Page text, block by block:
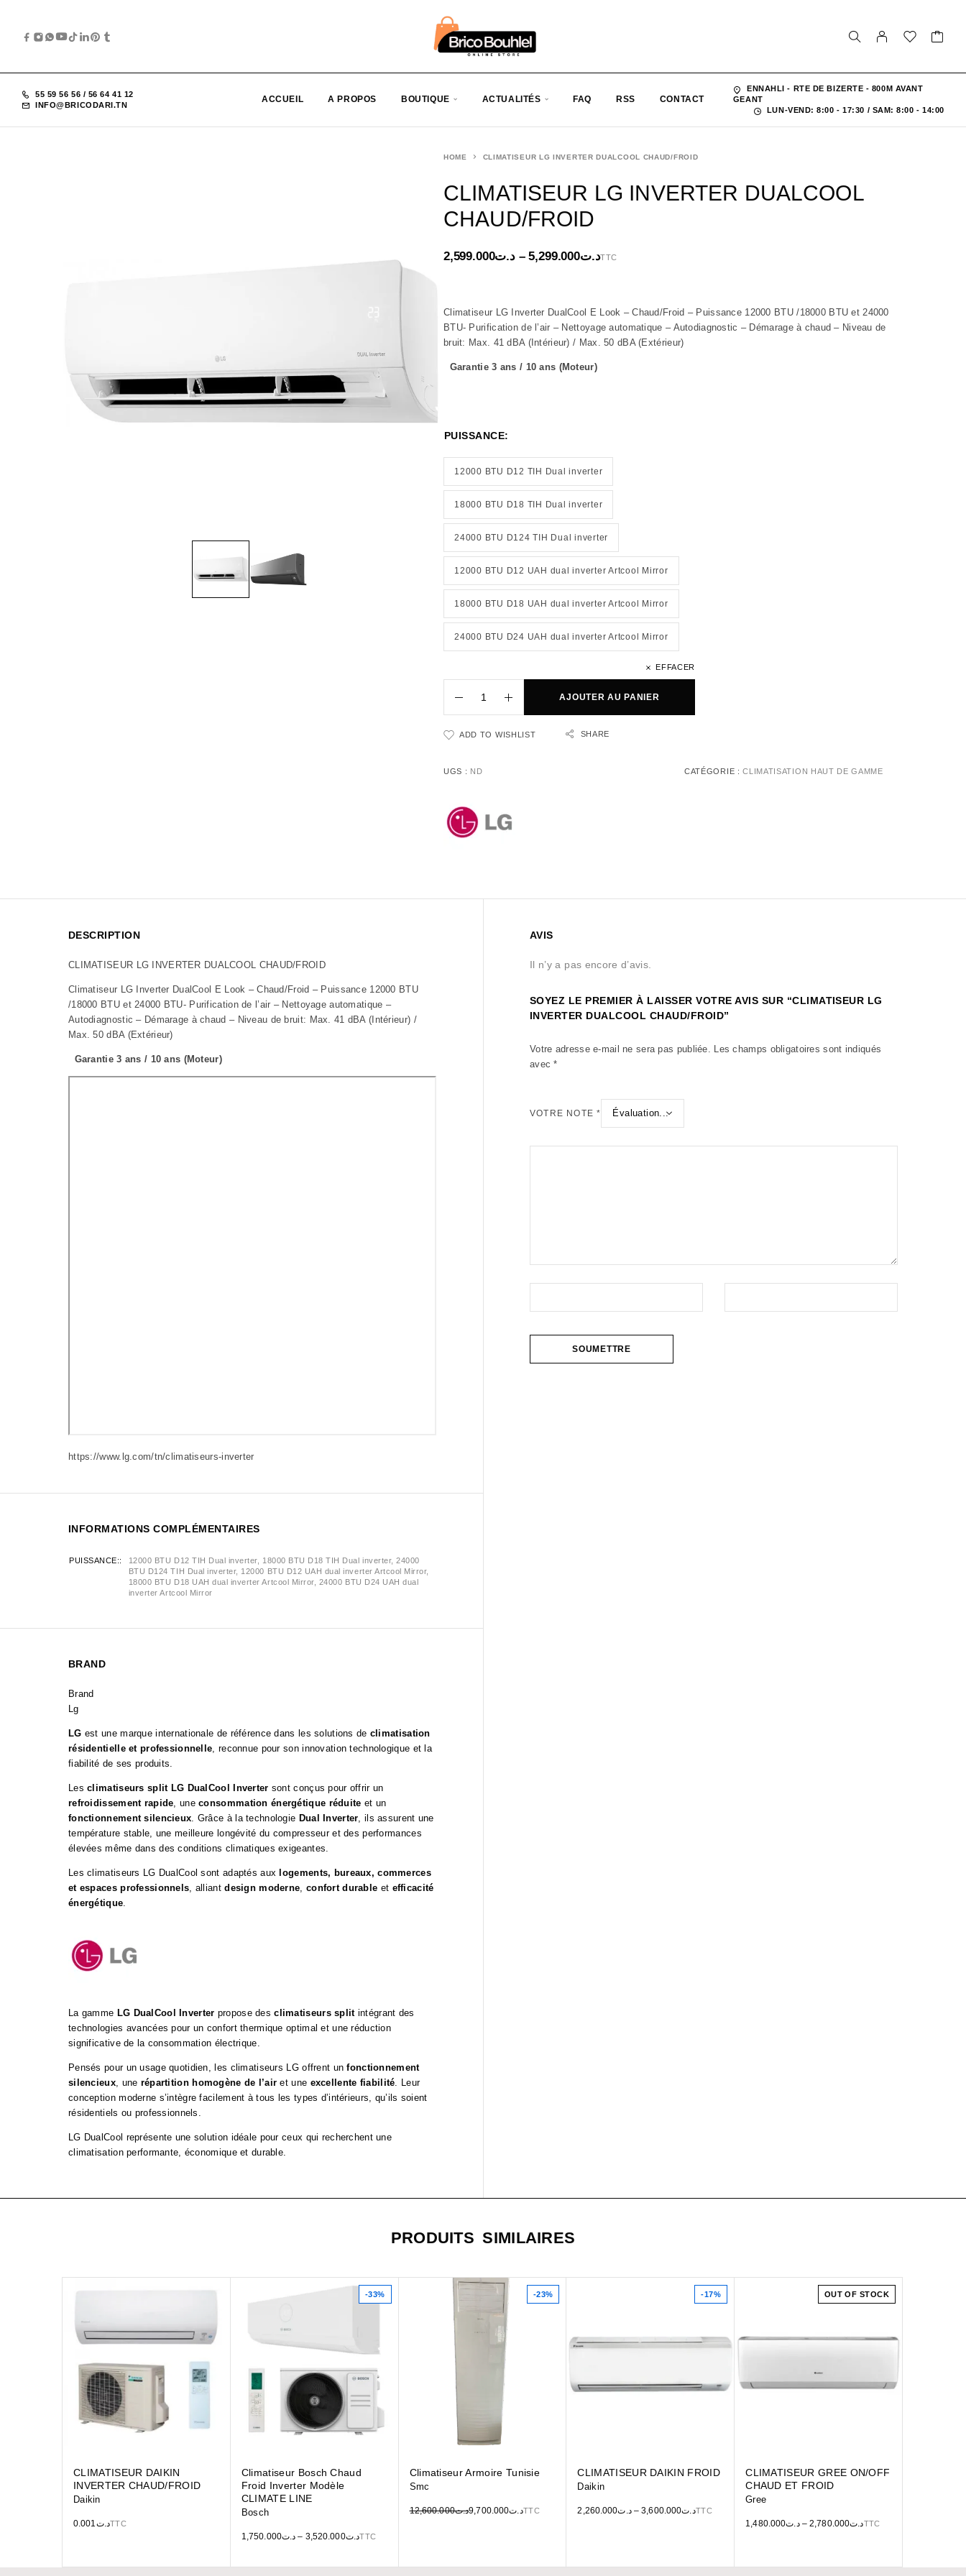
55 59 56 56 / 56 64 41 12
INFO@BRICODARI.TN
ACCUEIL A PROPOS BOUTIQUE ACTUALITÉS FAQ RSS CONTACT
ENNAHLI - RTE DE BIZERTE - 800M AVANT
GEANT
LUN-VEND: 8:00 - 17:30 / SAM: 8:00 - 14:00
HOME CLIMATISEUR LG INVERTER DUALCOOL CHAUD/FROID
CLIMATISEUR LG INVERTER DUALCOOL
CHAUD/FROID
د.ت2,599.000 – د.ت5,299.000 TTC
Climatiseur LG Inverter DualCool E Look – Chaud/Froid – Puissance 12000 BTU /18000 BTU et 24000
BTU- Purification de l’air – Nettoyage automatique – Autodiagnostic – Démarage à chaud – Niveau de
bruit: Max. 41 dBA (Intérieur) / Max. 50 dBA (Extérieur)
Garantie 3 ans / 10 ans (Moteur)
PUISSANCE:
12000 BTU D12 TIH Dual inverter
18000 BTU D18 TIH Dual inverter
24000 BTU D124 TIH Dual inverter
12000 BTU D12 UAH dual inverter Artcool Mirror
18000 BTU D18 UAH dual inverter Artcool Mirror
24000 BTU D24 UAH dual inverter Artcool Mirror
EFFACER
AJOUTER AU PANIER
ADD TO WISHLIST SHARE
UGS : ND CATÉGORIE :CLIMATISATION HAUT DE GAMME
DESCRIPTION
CLIMATISEUR LG INVERTER DUALCOOL CHAUD/FROID
Climatiseur LG Inverter DualCool E Look – Chaud/Froid – Puissance 12000 BTU
/18000 BTU et 24000 BTU- Purification de l’air – Nettoyage automatique –
Autodiagnostic – Démarage à chaud – Niveau de bruit: Max. 41 dBA (Intérieur) /
Max. 50 dBA (Extérieur)
Garantie 3 ans / 10 ans (Moteur)
https://www.lg.com/tn/climatiseurs-inverter
INFORMATIONS COMPLÉMENTAIRES
PUISSANCE:
12000 BTU D12 TIH Dual inverter, 18000 BTU D18 TIH Dual inverter, 24000
BTU D124 TIH Dual inverter, 12000 BTU D12 UAH dual inverter Artcool Mirror,
18000 BTU D18 UAH dual inverter Artcool Mirror, 24000 BTU D24 UAH dual
inverter Artcool Mirror
BRAND
Brand
Lg
LG est une marque internationale de référence dans les solutions de climatisation
résidentielle et professionnelle, reconnue pour son innovation technologique et la
fiabilité de ses produits.
Lesclimatiseurs split LG DualCool Inverter sont conçus pour offrir un
refroidissement rapide, uneconsommation énergétique réduite et un
fonctionnement silencieux. Grâce à la technologie Dual Inverter, ils assurent une
température stable, une meilleure longévité du compresseur et des performances
élevées même dans des conditions climatiques exigeantes.
Les climatiseurs LG DualCool sont adaptés aux logements, bureaux, commerces
et espaces professionnels, alliantdesign moderne, confort durable et efficacité
énergétique.
La gamme LG DualCool Inverter propose desclimatiseurs splitintégrant des
technologies avancées pour un confort thermique optimal et une réduction
significative de la consommation électrique.
Pensés pour un usage quotidien, les climatiseurs LG offrent unfonctionnement
silencieux, une répartition homogène de l’air et une excellente fiabilité. Leur
conception moderne s’intègre facilement à tous les types d’intérieurs, qu’ils soient
résidentiels ou professionnels.
LG DualCool représente une solution idéale pour ceux qui recherchent une
climatisation performante, économique et durable.
AVIS
Il n’y a pas encore d’avis.
SOYEZ LE PREMIER À LAISSER VOTRE AVIS SUR “CLIMATISEUR LG
INVERTER DUALCOOL CHAUD/FROID”
Votre adresse e-mail ne sera pas publiée. Les champs obligatoires sont indiqués
avec*
VOTRE NOTE*
PRODUITS SIMILAIRES
CLIMATISEUR DAIKIN
INVERTER CHAUD/FROID
Daikin
د.ت0.001 TTC
-33%
Climatiseur Bosch Chaud
Froid Inverter Modèle
CLIMATE LINE
Bosch
د.ت1,750.000 – د.ت3,520.000 TTC
-23%
Climatiseur Armoire Tunisie
Smc
د.ت12,600.000 د.ت9,700.000 TTC
-17%
CLIMATISEUR DAIKIN FROID
Daikin
د.ت2,260.000 – د.ت3,600.000 TTC
OUT OF STOCK
CLIMATISEUR GREE ON/OFF
CHAUD ET FROID
Gree
د.ت1,480.000 – د.ت2,780.000 TTC